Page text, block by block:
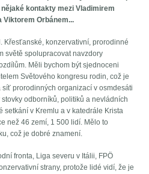
kontakty mezi Vladimirem
Viktorem Orbánem...
Křesťanské, konzervativní, prorodinné
světě spolupracovat navzdory
Měli bychom být sjednoceni
Světového kongresu rodin, což je
prorodinných organizací v osmdesáti
odborníků, politiků a nevládních
setkání v Kremlu a v katedrále Krista
než 46 zemí, 1 500 lidí. Mělo to
což je dobré znamení.
fronta, Liga severu v Itálii, FPÖ
strany, protože lidé vidí, že je